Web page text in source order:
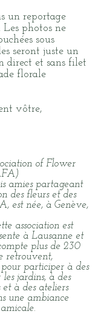
un reportage
photos ne
sous
seront juste un
direct et sans filet
florale
vôtre,
of Flower
amies partageant
des fleurs et des
est née, à Genève,
association est
à Lausanne et
plus de 230
retrouvent,
participer à des
les jardins, à des
et à des ateliers
une ambiance